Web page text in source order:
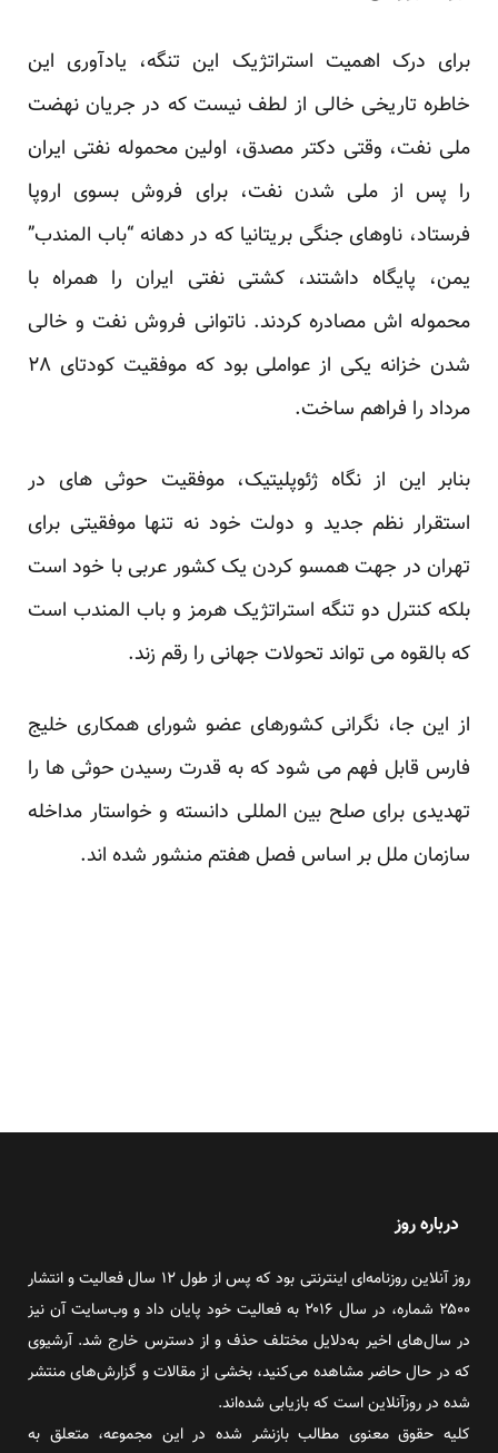
برای درک اهمیت استراتژیک این تنگه، یادآوری این
خاطره تاریخی خالی از لطف نیست که در جریان نهضت
ملی نفت، وقتی دکتر مصدق، اولین محموله نفتی ایران
را پس از ملی شدن نفت، برای فروش بسوی اروپا
فرستاد، ناوهای جنگی بریتانیا که در دهانه “باب المندب”
یمن، پایگاه داشتند، کشتی نفتی ایران را همراه با
محموله اش مصادره کردند. ناتوانی فروش نفت و خالی
شدن خزانه یکی از عواملی بود که موفقیت کودتای ۲۸
مرداد را فراهم ساخت.
بنابر این از نگاه ژئوپلیتیک، موفقیت حوثی های در
استقرار نظم جدید و دولت خود نه تنها موفقیتی برای
تهران در جهت همسو کردن یک کشور عربی با خود است
بلکه کنترل دو تنگه استراتژیک هرمز و باب المندب است
که بالقوه می تواند تحولات جهانی را رقم زند.
از این جا، نگرانی کشورهای عضو شورای همکاری خلیج
فارس قابل فهم می شود که به قدرت رسیدن حوثی ها را
تهدیدی برای صلح بین المللی دانسته و خواستار مداخله
سازمان ملل بر اساس فصل هفتم منشور شده اند.
درباره روز
روز آنلاین روزنامه‌ای اینترنتی بود که پس از طول ۱۲ سال فعالیت و انتشار
۲۵۰۰ شماره، در سال ۲۰۱۶ به فعالیت خود پایان داد و وب‌سایت آن نیز
در سال‌های اخیر به‌دلایل مختلف حذف و از دسترس خارج شد. آرشیوی
که در حال حاضر مشاهده می‌کنید، بخشی از مقالات و گزارش‌های منتشر
شده در روزآنلاین است که بازیابی شده‌اند.
کلیه حقوق معنوی مطالب بازنشر شده در این مجموعه، متعلق به